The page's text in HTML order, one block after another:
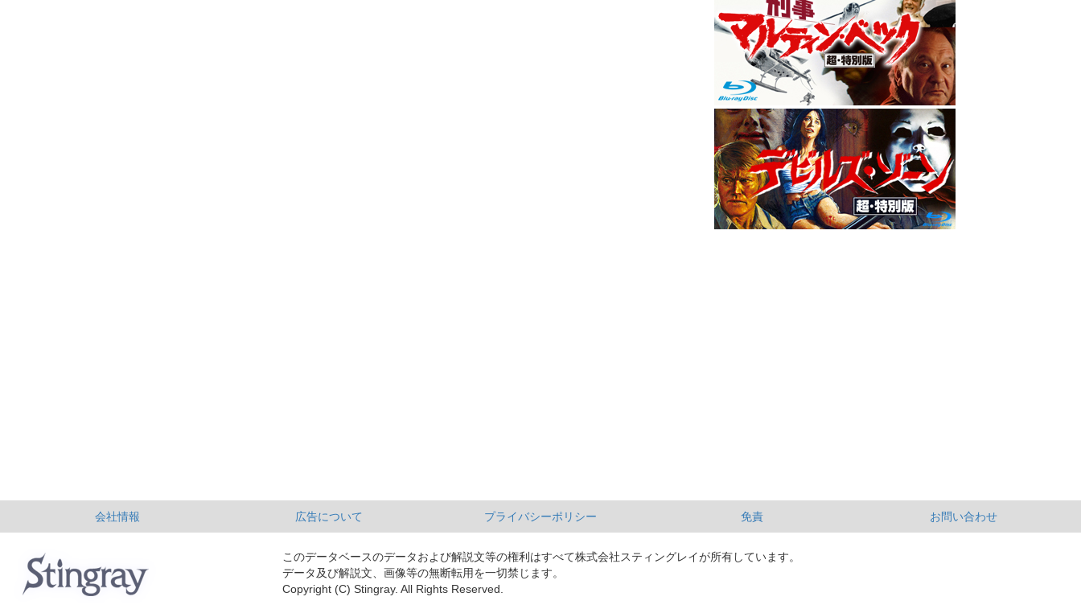
会社情報 広告について プライバシーポリシー 免責 お問い合わせ
このデータベースのデータおよび解説文等の権利はすべて株式会社スティングレイが所有しています。
データ及び解説文、画像等の無断転用を一切禁じます。
Copyright (C) Stingray. All Rights Reserved.